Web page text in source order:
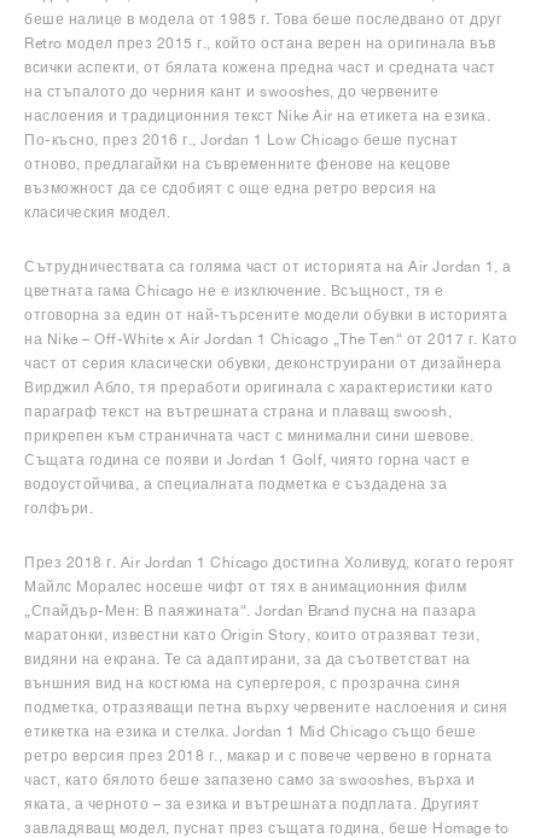
беше налице в модела от 1985 г. Това беше последвано от друг
Retro модел през 2015 г., който остана верен на оригинала във
всички аспекти, от бялата кожена предна част и средната част
на стъпалото до черния кант и swooshes, до червените
наслоения и традиционния текст Nike Air на етикета на езика.
По-късно, през 2016 г., Jordan 1 Low Chicago беше пуснат
отново, предлагайки на съвременните фенове на кецове
възможност да се сдобият с още една ретро версия на
класическия модел.
Сътрудничествата са голяма част от историята на Air Jordan 1, а
цветната гама Chicago не е изключение. Всъщност, тя е
отговорна за един от най-търсените модели обувки в историята
на Nike – Off-White x Air Jordan 1 Chicago „The Ten“ от 2017 г. Като
част от серия класически обувки, деконструирани от дизайнера
Вирджил Абло, тя преработи оригинала с характеристики като
параграф текст на вътрешната страна и плаващ swoosh,
прикрепен към страничната част с минимални сини шевове.
Същата година се появи и Jordan 1 Golf, чиято горна част е
водоустойчива, а специалната подметка е създадена за
голфъри.
През 2018 г. Air Jordan 1 Chicago достигна Холивуд, когато героят
Майлс Моралес носеше чифт от тях в анимационния филм
„Спайдър-Мен: В паяжината“. Jordan Brand пусна на пазара
маратонки, известни като Origin Story, които отразяват тези,
видяни на екрана. Те са адаптирани, за да съответстват на
външния вид на костюма на супергероя, с прозрачна синя
подметка, отразяващи петна върху червените наслоения и синя
етикетка на езика и стелка. Jordan 1 Mid Chicago също беше
ретро версия през 2018 г., макар и с повече червено в горната
част, като бялото беше запазено само за swooshes, върха и
яката, а черното – за езика и вътрешната подплата. Другият
завладяващ модел, пуснат през същата година, беше Homage to